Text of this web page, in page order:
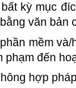
kỳ mục
văn bản
mềm
phạm đến
hợp